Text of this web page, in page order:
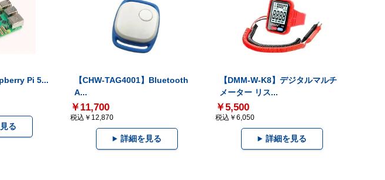
Pi 5...
る
【CHW-TAG4001】Bluetooth
A...
￥11,700
税込￥12,870
詳細を見る
【DMM-W-K8】デジタルマルチ
メーター リス...
￥5,500
税込￥6,050
詳細を見る